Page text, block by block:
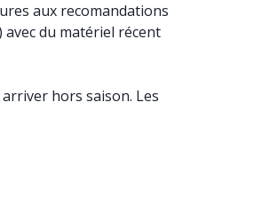
aux recomandations
du matériel récent
hors saison. Les